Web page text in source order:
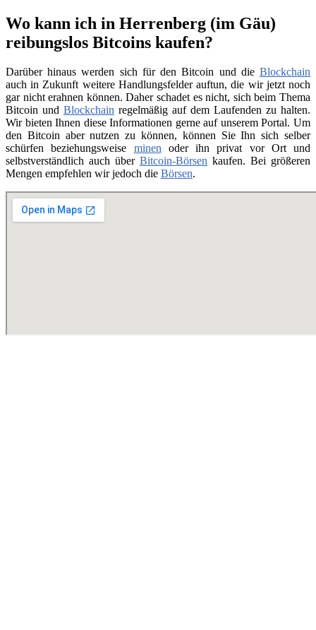
Wo kann ich in Herrenberg (im Gäu)
reibungslos Bitcoins kaufen?
Darüber hinaus werden sich für den Bitcoin und die Blockchain
auch in Zukunft weitere Handlungsfelder auftun, die wir jetzt noch
gar nicht erahnen können. Daher schadet es nicht, sich beim Thema
Bitcoin und Blockchain regelmäßig auf dem Laufenden zu halten.
Wir bieten Ihnen diese Informationen gerne auf unserem Portal. Um
den Bitcoin aber nutzen zu können, können Sie Ihn sich selber
schürfen beziehungsweise minenoder ihn privat vor Ort und
selbstverständlich auch über Bitcoin-Börsen kaufen. Bei größeren
Mengen empfehlen wir jedoch die Börsen.